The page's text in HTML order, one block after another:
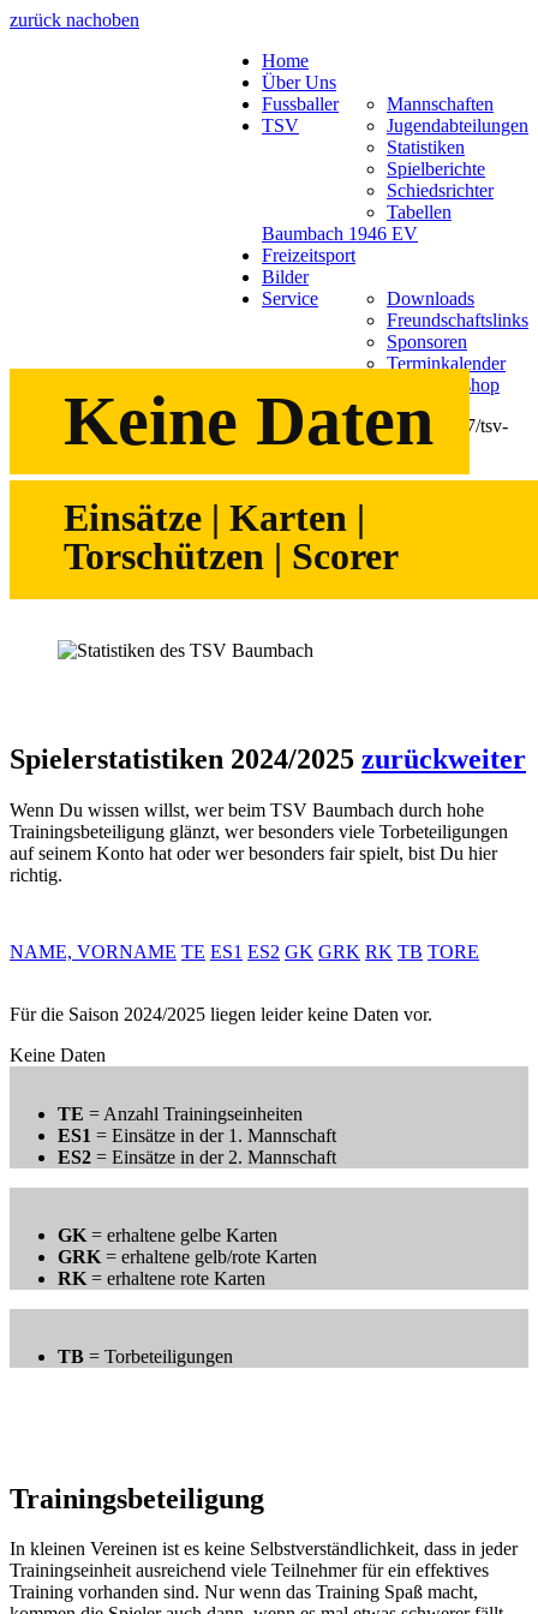
zurück nachoben
Home
Über Uns
Fussballer
Mannschaften
Jugendabteilungen
Statistiken
Spielberichte
Schiedsrichter
Tabellen
TSV
Baumbach 1946 EV
Freizeitsport
Bilder
Service
Downloads
Freundschaftslinks
Sponsoren
Terminkalender
TSV Webshop
Statistiken
Keine Daten
Einsätze | Karten |
Torschützen | Scorer
Spielerstatistiken 2024/2025 zurückweiter
Wenn Du wissen willst, wer beim TSV Baumbach durch hohe
Trainingsbeteiligung glänzt, wer besonders viele Torbeteiligungen
auf seinem Konto hat oder wer besonders fair spielt, bist Du hier
richtig.
NAME, VORNAME TE ES1 ES2 GK GRK RK TB TORE
Für die Saison 2024/2025 liegen leider keine Daten vor.
Keine Daten
TE = Anzahl Trainingseinheiten
ES1 = Einsätze in der 1. Mannschaft
ES2 = Einsätze in der 2. Mannschaft
GK = erhaltene gelbe Karten
GRK = erhaltene gelb/rote Karten
RK = erhaltene rote Karten
TB = Torbeteiligungen
Trainingsbeteiligung
In kleinen Vereinen ist es keine Selbstverständlichkeit, dass in jeder
Trainingseinheit ausreichend viele Teilnehmer für ein effektives
Training vorhanden sind. Nur wenn das Training Spaß macht,